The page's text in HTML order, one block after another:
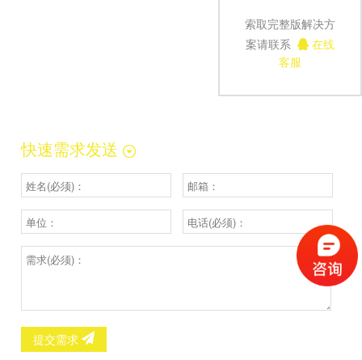
索取完整版解决方
案请联系
在线
客服
快速需求发送
提交需求